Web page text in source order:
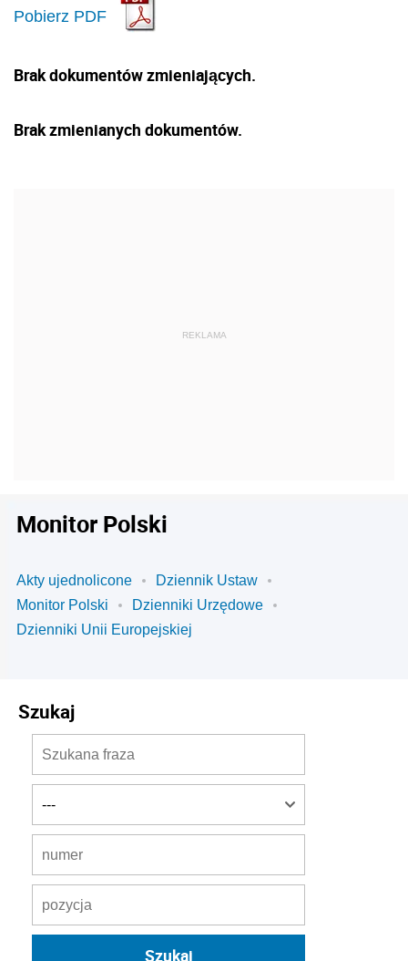
Pobierz PDF
Brak dokumentów zmieniających.
Brak zmienianych dokumentów.
Monitor Polski
Akty ujednolicone
Dziennik Ustaw
Monitor Polski
Dzienniki Urzędowe
Dzienniki Unii Europejskiej
Szukaj